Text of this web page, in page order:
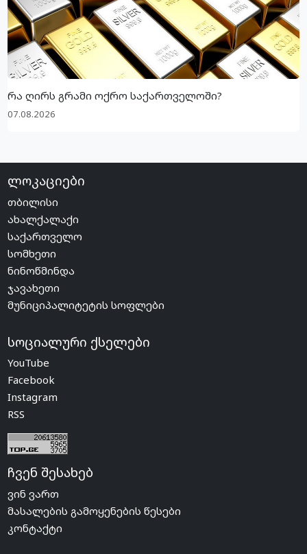
რა ღირს გრამი ოქრო საქართველოში?
07.08.2026
ლოკაციები
თბილისი
ახალქალაქი
საქართველო
სომხეთი
ნინოწმინდა
ჯავახეთი
მუნიციპალიტეტის სოფლები
სოციალური ქსელები
YouTube
Facebook
Instagram
RSS
ჩვენ შესახებ
ვინ ვართ
მასალების გამოყენების წესები
კონტაქტი